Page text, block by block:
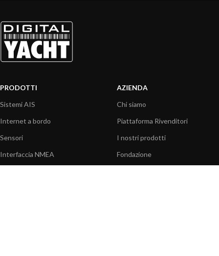
PRODOTTI
Sistemi AIS
Internet a bordo
Sensori
Interfaccia NMEA
AZIENDA
Chi siamo
Piattaforma Rivenditori
I nostri prodotti
Fondazione